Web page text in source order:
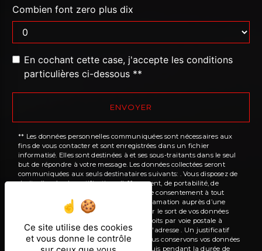
Combien font zero plus dix
En cochant cette case, j'accepte les conditions
particulières ci-dessous **
ENVOYER
** Les données personnelles communiquées sont nécessaires aux
fins de vous contacter et sont enregistrées dans un fichier
informatisé. Elles sont destinées à et ses sous-traitants dans le seul
but de répondre à votre message. Les données collectées seront
communiquées aux seuls destinataires suivants: . Vous disposez de
droits d’accès, de rectification, d’effacement, de portabilité, de
limitation, d’opposition, de retrait de votre consentement à tout
moment et du droit d’introduire une réclamation auprès d’une
autorité de contrôle, ainsi que d’organiser le sort de vos données
post-mortem. Vous pouvez exercer ces droits par voie postale à
l'adresse ou par courrier électronique à l'adresse . Un justificatif
d'identité pourra vous être demandé. Nous conservons vos données
pendant la période de prise de contact puis pendant la durée de
Ce site utilise des cookies
et vous donne le contrôle